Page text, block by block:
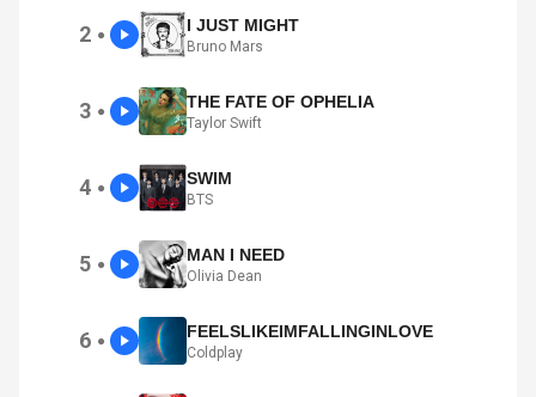
2 ● I JUST MIGHT
Bruno Mars
3 ● THE FATE OF OPHELIA
Taylor Swift
4 ● SWIM
BTS
5 ● MAN I NEED
Olivia Dean
6 ● FEELSLIKEIMFALLINGINLOVE
Coldplay